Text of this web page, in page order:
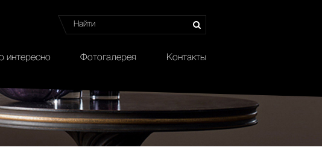
интересно Фотогалерея Контакты